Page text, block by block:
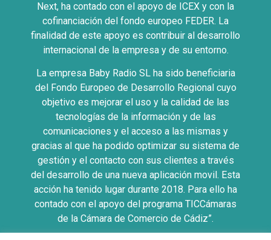
Next, ha contado con el apoyo de ICEX y con la
cofinanciación del fondo europeo FEDER. La
finalidad de este apoyo es contribuir al desarrollo
internacional de la empresa y de su entorno.
La empresa Baby Radio SL ha sido beneficiaria
del Fondo Europeo de Desarrollo Regional cuyo
objetivo es mejorar el uso y la calidad de las
tecnologías de la información y de las
comunicaciones y el acceso a las mismas y
gracias al que ha podido optimizar su sistema de
gestión y el contacto con sus clientes a través
del desarrollo de una nueva aplicación movil. Esta
acción ha tenido lugar durante 2018. Para ello ha
contado con el apoyo del programa TICCámaras
de la Cámara de Comercio de Cádiz”.